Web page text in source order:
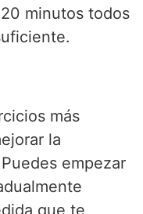
minutos todos
más
la
empezar
que te